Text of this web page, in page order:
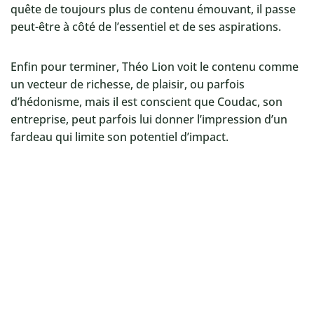
quête de toujours plus de contenu émouvant, il passe
peut-être à côté de l’essentiel et de ses aspirations.
Enfin pour terminer, Théo Lion voit le contenu comme
un vecteur de richesse, de plaisir, ou parfois
d’hédonisme, mais il est conscient que Coudac, son
entreprise, peut parfois lui donner l’impression d’un
fardeau qui limite son potentiel d’impact.